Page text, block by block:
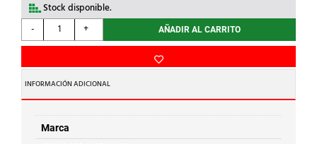
Stock disponible.
-
STANDARD
HIDRAULICA
TE
IGUAL
H
130
Cu
+ AÑADIR AL CARRITO
INFORMACIÓN ADICIONAL
Marca